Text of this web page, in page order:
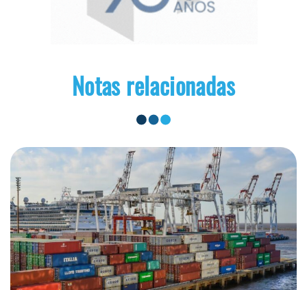
Notas relacionadas